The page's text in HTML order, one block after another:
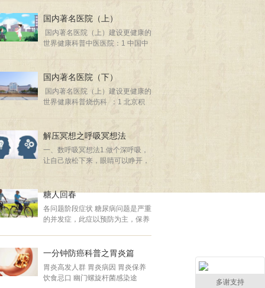
入食管 （吃超过八成饱容易发
生） 3喝热液体（包括热中药
热稀粥) 4长期精神 ...
国内著名医院（上）
国内著名医院（上）建设更健康的
世界健康科普中医医院：1 中国中
天津中医药大学第一附属医院5 中
国中医科学院西苑医院6 广西中医
药大学第一附属医院7 北京市中医
院8 北京中医药大学东直门医院9
安徽中医药大学第一附属医院10
上海中医药大学附属曙光医院11
河南中医药大学第一附属医院12
西安市中医院13 辽宁中医药大学
附属医院14 湖南中医药大学第一
国内著名医院（下）
国内著名医院（上）建设更健康的
世界健康科普烧伤科 ：1 北京积
川大学华西医院6 甘肃人民医院7
西安西京医院8 天津第四医院9 广
州中山医院10 湖南湘雅医院11 南
昌大学一附院12 安徽医科大一附
属第一医院15 第三军医大学附属
西南医院呼吸科 ：1 武汉同济医
院2 广州医科大附一医院3 北京协
和医院4 重庆新桥医院5 北京
解压冥想之呼吸冥想法
一、数呼吸冥想法1.做个深呼吸，
让自己放松下来，眼睛可以睁开，
围的东西。3.把注意力集中在你的
呼吸上，从每一次呼吸的开始到结
束。4.在呼吸的同时轻轻地数自己
呼吸的次数，数到十即可，然后再
从一开始重新数。如果数到一半走
糖人回春
各问题阶段症状 糖尿病问题是严重
的并发症，此症以预防为主，保养
现早控制可以拖延发作糖尿病几
年，据北京名医介绍此症如拖到70
岁再发生 以现在医疗技术 可保证
生活不受影响！ 高可能性人
一分钟防癌科普之胃炎篇
胃炎高发人群 胃炎病因 胃炎保养
饮食忌口 幽门螺旋杆菌感染途
多谢支持